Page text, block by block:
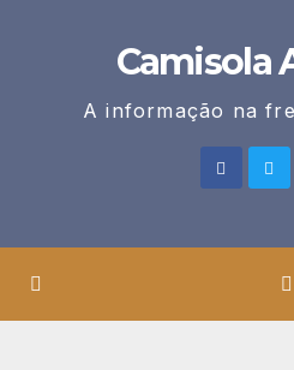
Camisola
A informação na